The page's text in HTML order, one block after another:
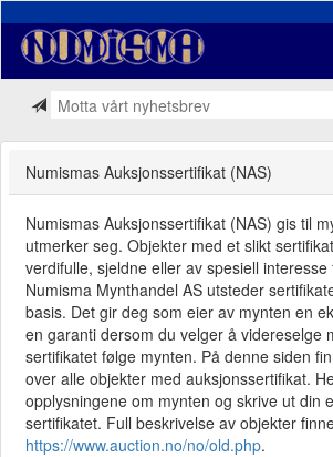
Numismas Auksjonssertifikat (NAS)
Numismas Auksjonssertifikat (NAS) gis til
utmerker seg. Objekter med et slikt
verdifulle, sjeldne eller av spesiell interesse
Numisma Mynthandel AS utsteder
basis. Det gir deg som eier av mynten en
en garanti dersom du velger å videreselge
sertifikatet følge mynten. På denne siden
over alle objekter med auksjonssertifikat.
opplysningene om mynten og skrive ut din
sertifikatet. Full beskrivelse av objekter
https://www.auction.no/no/old.php.